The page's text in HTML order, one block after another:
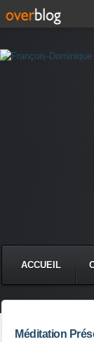
ACCUEIL
Méditation